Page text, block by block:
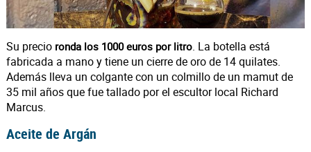
Su precio ronda los 1000 euros por litro. La botella está
fabricada a mano y tiene un cierre de oro de 14 quilates.
Además lleva un colgante con un colmillo de un mamut de
35 mil años que fue tallado por el escultor local Richard
Marcus.
Aceite de Argán